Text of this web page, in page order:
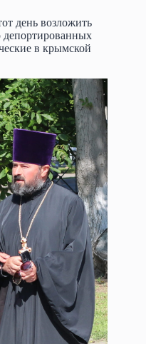
день возложить
депортированных
в крымской